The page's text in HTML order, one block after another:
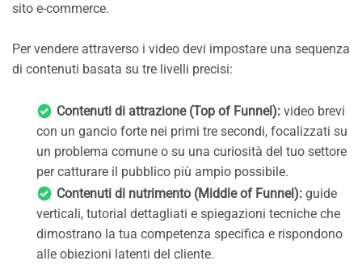
sito e-commerce.
Per vendere attraverso i video devi impostare una sequenza
di contenuti basata su tre livelli precisi:
Contenuti di attrazione (Top of Funnel): video brevi
con un gancio forte nei primi tre secondi, focalizzati su
un problema comune o su una curiosità del tuo settore
per catturare il pubblico più ampio possibile.
Contenuti di nutrimento (Middle of Funnel): guide
verticali, tutorial dettagliati e spiegazioni tecniche che
dimostrano la tua competenza specifica e rispondono
alle obiezioni latenti del cliente.